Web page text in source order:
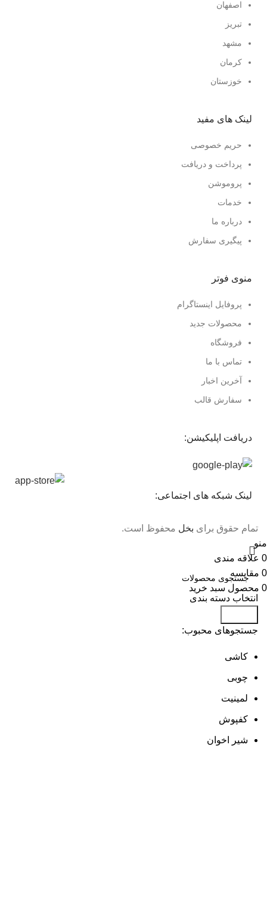
اصفهان
تبریز
مشهد
کرمان
خوزستان
لینک های مفید
حریم خصوصی
پرداخت و دریافت
پروموشن
خدمات
درباره ما
پیگیری سفارش
منوی فوتر
پروفایل اینستاگرام
محصولات جدید
فروشگاه
تماس با ما
آخرین اخبار
سفارش قالب
دریافت اپلیکیشن:
لینک شبکه های اجتماعی:
تمام حقوق برای بخل محفوظ است.
انتخاب دسته بندی
جستجوهای محبوب:
کاشی
چوبی
لمینیت
کفپوش
شیر اخوان
منو
0 علاقه مندی
0 مقایسه
0 محصول سبد خرید